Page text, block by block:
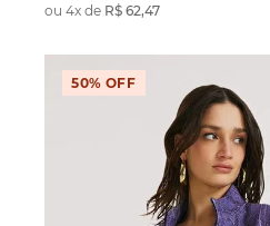
ou 4x de R$ 62,47
50% OFF